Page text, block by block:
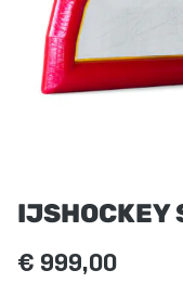
IJSHOCKEY
€ 999,00